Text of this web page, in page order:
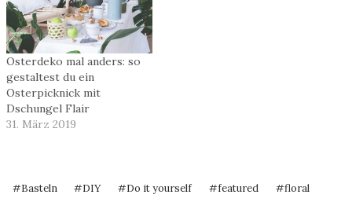
Osterdeko mal anders: so
gestaltest du ein
Osterpicknick mit
Dschungel Flair
31. März 2019
Schlagworte:
#Basteln #DIY #Do it yourself #featured #floral